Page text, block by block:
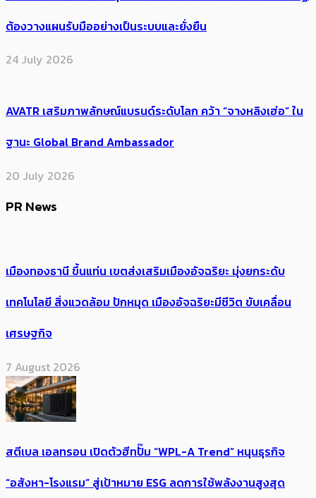
ต้องวางแผนรับมืออย่างเป็นระบบและยั่งยืน
24 July 2026
AVATR เสริมภาพลักษณ์แบรนด์ระดับโลก คว้า “จางหลิงเฮ่อ” ใน
ฐานะ Global Brand Ambassador
20 July 2026
PR News
เมืองทองธานี ขึ้นแท่น เขตส่งเสริมเมืองอัจฉริยะ มุ่งยกระดับ
เทคโนโลยี สิ่งแวดล้อม ปักหมุด เมืองอัจฉริยะมีชีวิต ขับเคลื่อน
เศรษฐกิจ
7 August 2026
สตีเบล เอลทรอน เปิดตัวฮีทปั๊ม “WPL-A Trend” หนุนธุรกิจ
“อสังหา-โรงแรม” สู่เป้าหมาย ESG ลดการใช้พลังงานสูงสุด